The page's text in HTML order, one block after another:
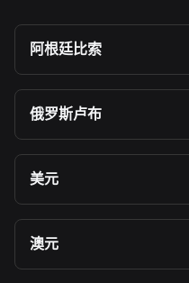
阿根廷比索
俄罗斯卢布
美元
澳元